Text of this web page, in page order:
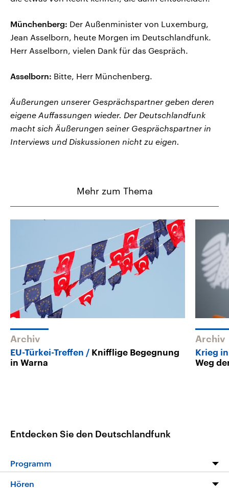
Münchenberg: Der Außenminister von Luxemburg,
Jean Asselborn, heute Morgen im Deutschlandfunk.
Herr Asselborn, vielen Dank für das Gespräch.
Asselborn: Bitte, Herr Münchenberg.
Äußerungen unserer Gesprächspartner geben deren
eigene Auffassungen wieder. Der Deutschlandfunk
macht sich Äußerungen seiner Gesprächspartner in
Interviews und Diskussionen nicht zu eigen.
Mehr zum Thema
Archiv
EU-Türkei-Treffen
Knifflige Begegnung
in Warna
Archiv
Krieg
Weg
Entdecken Sie den Deutschlandfunk
Programm
Programm
Hören